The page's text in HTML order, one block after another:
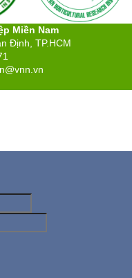
Miền Nam
Định, TP.HCM